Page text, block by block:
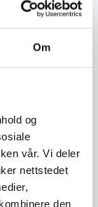
Om
og
vår. Vi deler
nettstedet
den
og blomster